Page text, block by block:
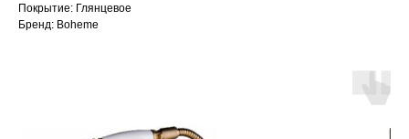
Покрытие: Глянцевое
Бренд: Boheme